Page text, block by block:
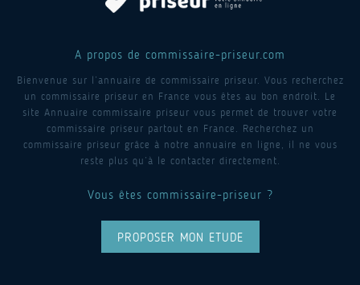
A propos de commissaire-priseur.com
Bienvenue sur l’annuaire de commissaire priseur. Vous recherchez
un commissaire priseur en France vous êtes au bon endroit. Le
site Annuaire commissaire priseur vous permet de trouver votre
commissaire priseur partout en France. Recherchez un
commissaire priseur grâce à notre annuaire en ligne, il ne vous
reste plus qu’à le contacter directement.
Vous êtes commissaire-priseur ?
PROPOSER MON ETUDE